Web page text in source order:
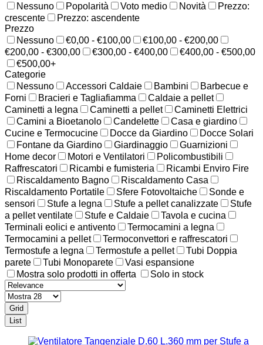
Nessuno
Popolarità Voto medio Novità
Prezzo:
crescente
Prezzo: ascendente
Prezzo
Nessuno
€0,00 - €100,00
€100,00 - €200,00
€200,00 - €300,00
€300,00 - €400,00
€400,00 - €500,00
€500,00+
Categorie
Nessuno
Accessori Caldaie Bambini
Barbecue e
Forni
Bracieri e Tagliafiamma
Caldaie a pellet
Caminetti a legna
Caminetti a pellet
Caminetti Elettrici
Camini a Bioetanolo
Candelette
Casa e giardino
Cucine e Termocucine
Docce da Giardino
Docce Solari
Fontane da Giardino
Giardinaggio
Guarnizioni
Home decor
Motori e Ventilatori
Policombustibili
Raffrescatori
Ricambi e fumisteria
Ricambi Enviro Fire
Riscaldamento Bagno
Riscaldamento Casa
Riscaldamento Portatile
Sfere Fotovoltaiche
Sonde e
sensori
Stufe a legna Stufe a pellet canalizzate
Stufe
a pellet ventilate
Stufe e Caldaie
Tavola e cucina
Terminali eolici e antivento
Termocamini a legna
Termocamini a pellet
Termoconvettori e raffrescatori
Termostufe a legna
Termostufe a pellet
Tubi Doppia
parete
Tubi Monoparete
Vasi espansione
Mostra solo prodotti in offerta
Solo in stock
Grid
List